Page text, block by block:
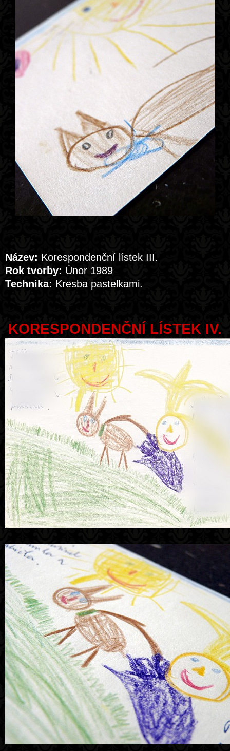
Název: Korespondenční lístek III.
Rok tvorby: Únor 1989
Technika: Kresba pastelkami.
KORESPONDENČNÍ LÍSTEK IV.